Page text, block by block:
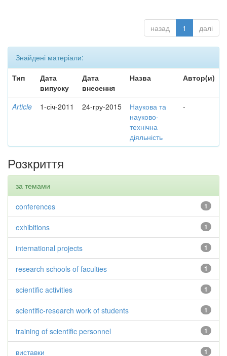
назад 1 далі
Знайдені матеріали:
Тип
Дата
випуску
Дата
внесення
Назва Автор(и)
Article 1-січ-2011 24-гру-2015
Наукова та
науково-
технічна
діяльність
-
Розкриття
за темами
1
conferences
1
exhibitions
1
international projects
1
research schools of faculties
1
scientific activities
1
scientific-research work of students
1
training of scientific personnel
1
виставки